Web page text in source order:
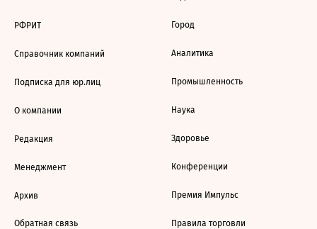
РФРИТ
Справочник компаний
Подписка для юр.лиц
О компании
Редакция
Менеджмент
Архив
Обратная связь
Город
Аналитика
Промышленность
Наука
Здоровье
Конференции
Премия Импульс
Правила торговли